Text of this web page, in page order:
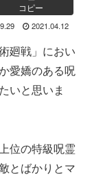
コピー
2021.04.12
廻戦」におい
愛嬌のある呪
いと思いま
位の特級呪霊
とばかりとマ